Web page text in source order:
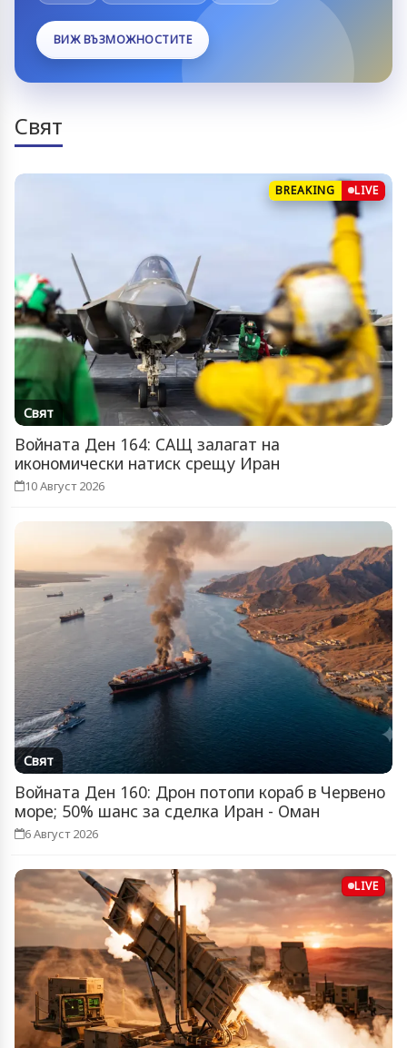
ВИЖ ВЪЗМОЖНОСТИТЕ
Свят
BREAKING LIVE
Свят
Войната Ден 164: САЩ залагат на
икономически натиск срещу Иран
10 Август 2026
Свят
Войната Ден 160: Дрон потопи кораб в Червено
море; 50% шанс за сделка Иран - Оман
6 Август 2026
LIVE